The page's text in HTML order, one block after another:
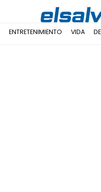
ENTRETENIMIENTO VIDA